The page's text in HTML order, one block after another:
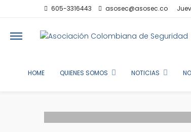
605-3316443 asosec@asosec.co
HOME QUIENES SOMOS NOTICIAS